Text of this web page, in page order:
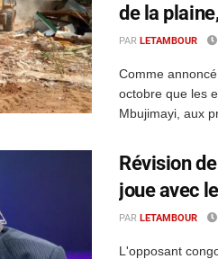
de la
PAR LETAMBOUR
Comme
octobre que les
Mbujimayi, aux
Révision
joue avec
PAR LETAMBOUR
L'opposant